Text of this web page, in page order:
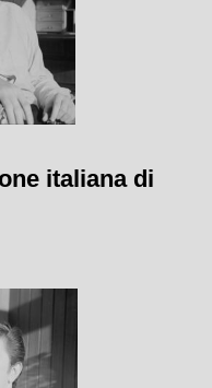
italiana di